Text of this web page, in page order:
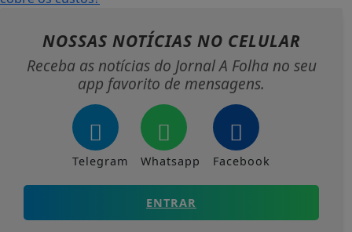
NOSSAS NOTÍCIAS NO CELULAR
Receba as notícias do Jornal A Folha no seu
app favorito de mensagens.
Telegram Whatsapp Facebook
ENTRAR